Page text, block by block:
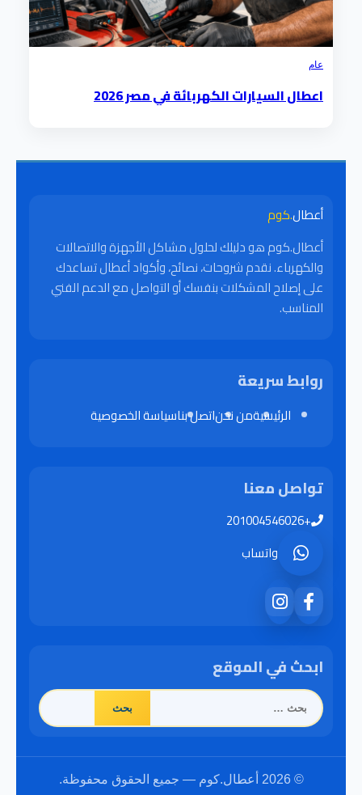
عام
اعطال السيارات الكهربائة في مصر 2026
أعطال.كوم
أعطال.كوم هو دليلك لحلول مشاكل الأجهزة والاتصالات
والكهرباء. نقدم شروحات، نصائح، وأكواد أعطال تساعدك
على إصلاح المشكلات بنفسك أو التواصل مع الدعم الفني
المناسب.
روابط سريعة
الرئيسيةمن نحناتصل بناسياسة الخصوصية
تواصل معنا
+201004546026
واتساب
ابحث في الموقع
البحث
عن:
© 2026 أعطال.كوم — جميع الحقوق محفوظة.